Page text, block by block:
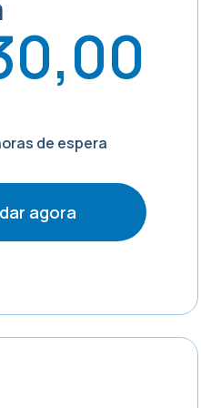
de espera
agora